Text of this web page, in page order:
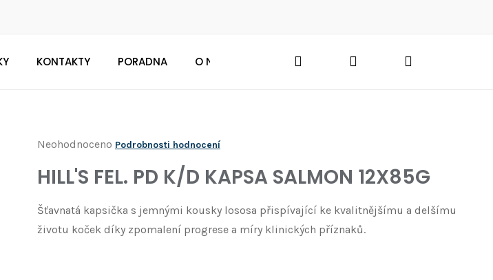
KONTAKTY PORADNA O NÁS Hledat PřihlášeníNákupní
Průměrné
produktu
je
Neohodnoceno Podrobnosti hodnocení
HILL'S FEL. PD K/D KAPSA SALMON 12X85G
Šťavnatá kapsička s jemnými kousky lososa přispívající ke kvalitnějšímu a delšímu
životu koček díky zpomalení progrese a míry klinických příznaků.
NAJÍT?